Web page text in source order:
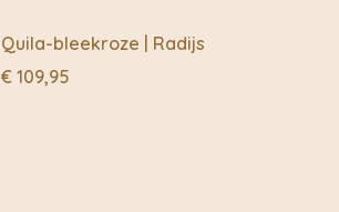
Quila-bleekroze | Radijs
€ 109,95